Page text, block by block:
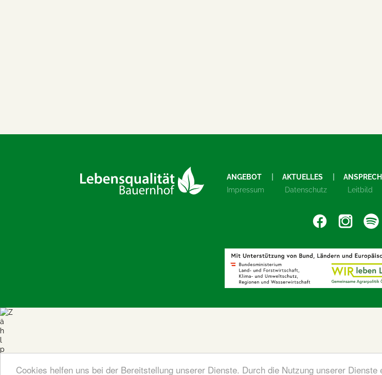
Cookies helfen uns bei der Bereitstellung unserer Dienste. Durch die Nutzung unserer
ANGEBOT AKTUELLES
Impressum
Datenschutz Leitbild